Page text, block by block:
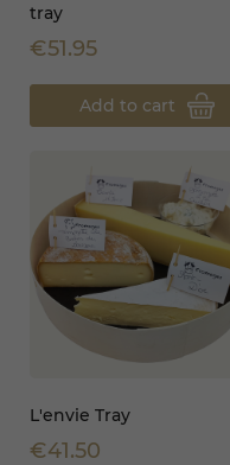
tray
€51.95
Add to cart
L'envie Tray
€41.50